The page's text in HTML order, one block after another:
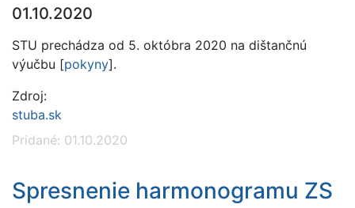
01.10.2020
STU prechádza od 5. októbra 2020 na dištančnú
výučbu [pokyny].
Zdroj:
stuba.sk
Pridané: 01.10.2020
Spresnenie harmonogramu ZS